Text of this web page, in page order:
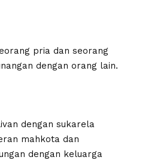
pria dan seorang
dengan orang lain.
dengan sukarela
mahkota dan
dengan keluarga